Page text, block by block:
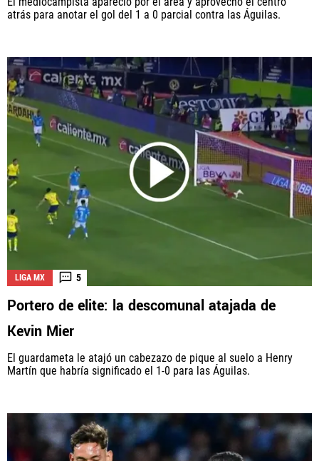
atrás para anotar el gol del 1 a 0 parcial contra las Águilas.
LIGA MX 5
Portero de elite: la descomunal atajada de
Kevin Mier
El guardameta le atajó un cabezazo de pique al suelo a Henry
Martín que habría significado el 1-0 para las Águilas.